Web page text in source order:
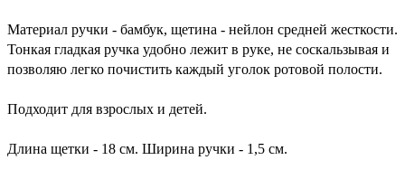
Материал ручки - бамбук, щетина - нейлон средней жесткости.
Тонкая гладкая ручка удобно лежит в руке, не соскальзывая и
позволяю легко почистить каждый уголок ротовой полости.
Подходит для взрослых и детей.
Длина щетки - 18 см. Ширина ручки - 1,5 см.